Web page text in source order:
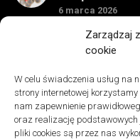
Zarządzaj
cookie
W celu świadczenia usług na
strony internetowej
nam zapewnienie
oraz realizację podstawowych
pliki cookies są przez nas
6 marca 2026
Remonty
Remonty
2 listopada 2025